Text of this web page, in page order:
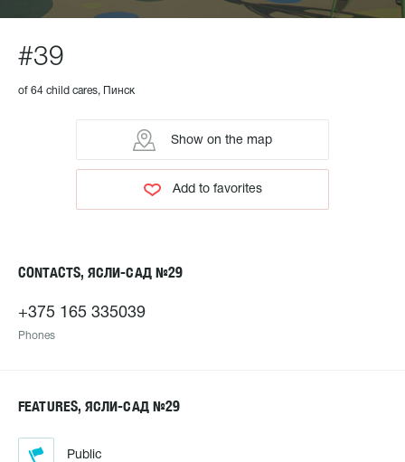
#39
of 64 child cares, Пинск
Show on the map
Add to favorites
CONTACTS, ЯСЛИ-САД №29
+375 165 335039
Phones
FEATURES, ЯСЛИ-САД №29
Public